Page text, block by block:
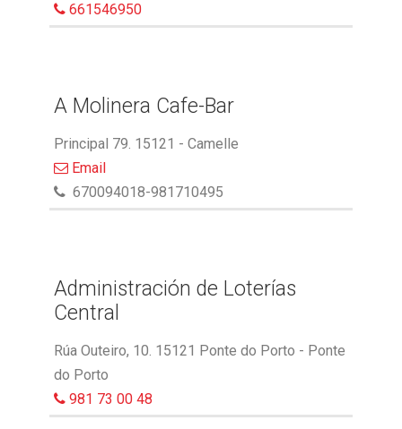
661546950
A Molinera Cafe-Bar
Principal 79. 15121 - Camelle
Email
670094018-981710495
Administración de Loterías
Central
Rúa Outeiro, 10. 15121 Ponte do Porto - Ponte
do Porto
981 73 00 48